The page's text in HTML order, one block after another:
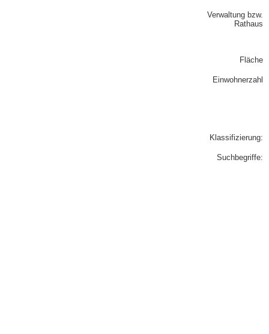
Verwaltung bzw.
Rathaus
Fläche
Einwohnerzahl
Klassifizierung:
Suchbegriffe: